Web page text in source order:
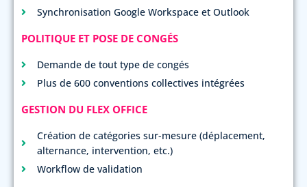
Synchronisation Google Workspace et Outlook
POLITIQUE ET POSE DE CONGÉS
Demande de tout type de congés
Plus de 600 conventions collectives intégrées
GESTION DU FLEX OFFICE
Création de catégories sur-mesure (déplacement,
alternance, intervention, etc.)
Workflow de validation